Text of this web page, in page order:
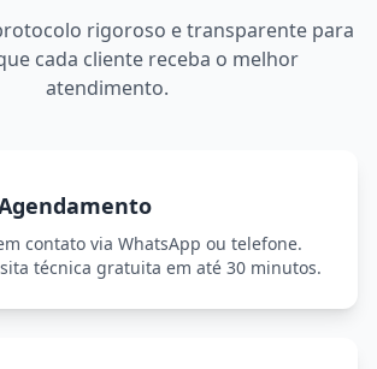
rigoroso e transparente para
cada cliente receba o melhor
atendimento.
contato via WhatsApp ou telefone.
técnica gratuita em até 30 minutos.